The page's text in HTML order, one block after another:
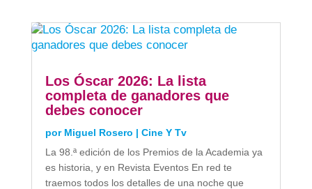
Los Óscar 2026: La lista
completa de ganadores que
debes conocer
por Miguel Rosero | Cine Y Tv
La 98.ª edición de los Premios de la Academia ya
es historia, y en Revista Eventos En red te
traemos todos los detalles de una noche que